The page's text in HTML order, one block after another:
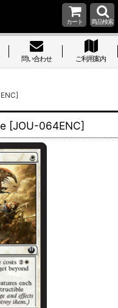
カート 商品検索
問い合わせ ご利用案内
[JOU-064ENC]